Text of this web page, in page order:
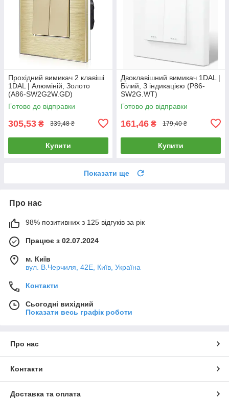
Прохідний вимикач 2 клавіші
1DAL | Алюміній, Золото
(A86-SW2G2W.GD)
Готово до відправки
305,53 ₴ 339,48 ₴
Купити
Двоклавішний вимикач 1DAL |
Білий, З індикацією (P86-
SW2G.WT)
Готово до відправки
161,46 ₴ 179,40 ₴
Купити
Показати ще
Про нас
98% позитивних з 125 відгуків за рік
Працює з 02.07.2024
м. Київ
вул. В.Черчиля, 42Е, Київ, Україна
Контакти
Сьогодні вихідний
Показати весь графік роботи
Про нас
Контакти
Доставка та оплата